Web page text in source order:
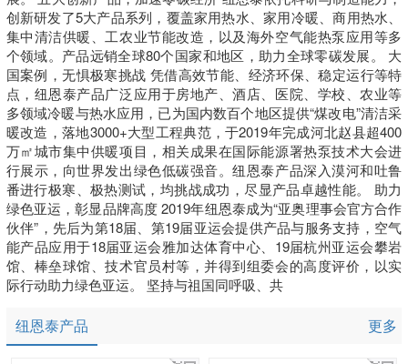
创新研发了5大产品系列，覆盖家用热水、家用冷暖、商用热水、
集中清洁供暖、工农业节能改造，以及海外空气能热泵应用等多
个领域。产品远销全球80个国家和地区，助力全球零碳发展。 大
国案例，无惧极寒挑战 凭借高效节能、经济环保、稳定运行等特
点，纽恩泰产品广泛应用于房地产、酒店、医院、学校、农业等
多领域冷暖与热水应用，已为国内数百个地区提供“煤改电”清洁采
暖改造，落地3000+大型工程典范，于2019年完成河北赵县超400
万㎡城市集中供暖项目，相关成果在国际能源署热泵技术大会进
行展示，向世界发出绿色低碳强音。纽恩泰产品深入漠河和吐鲁
番进行极寒、极热测试，均挑战成功，尽显产品卓越性能。 助力
绿色亚运，彰显品牌高度 2019年纽恩泰成为“亚奥理事会官方合作
伙伴”，先后为第18届、第19届亚运会提供产品与服务支持，空气
能产品应用于18届亚运会雅加达体育中心、19届杭州亚运会攀岩
馆、棒垒球馆、技术官员村等，并得到组委会的高度评价，以实
际行动助力绿色亚运。 坚持与祖国同呼吸、共
纽恩泰产品 更多